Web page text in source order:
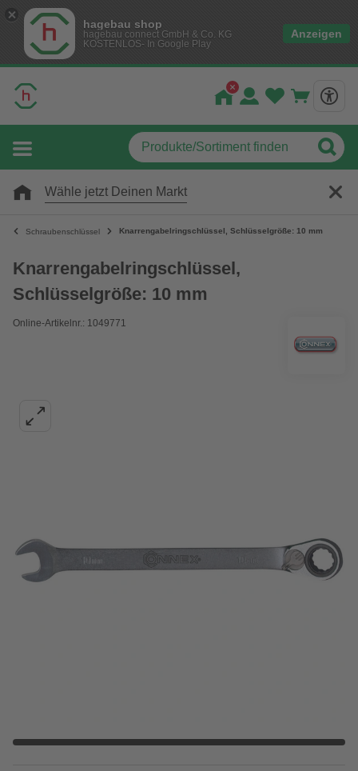
hagebau shop
hagebau connect GmbH & Co. KG
KOSTENLOS- In Google Play
Anzeigen
Wähle jetzt Deinen Markt
Schraubenschlüssel Knarrengabelringschlüssel, Schlüsselgröße: 10 mm
Knarrengabelringschlüssel,
Schlüsselgröße: 10 mm
Online-Artikelnr.: 1049771